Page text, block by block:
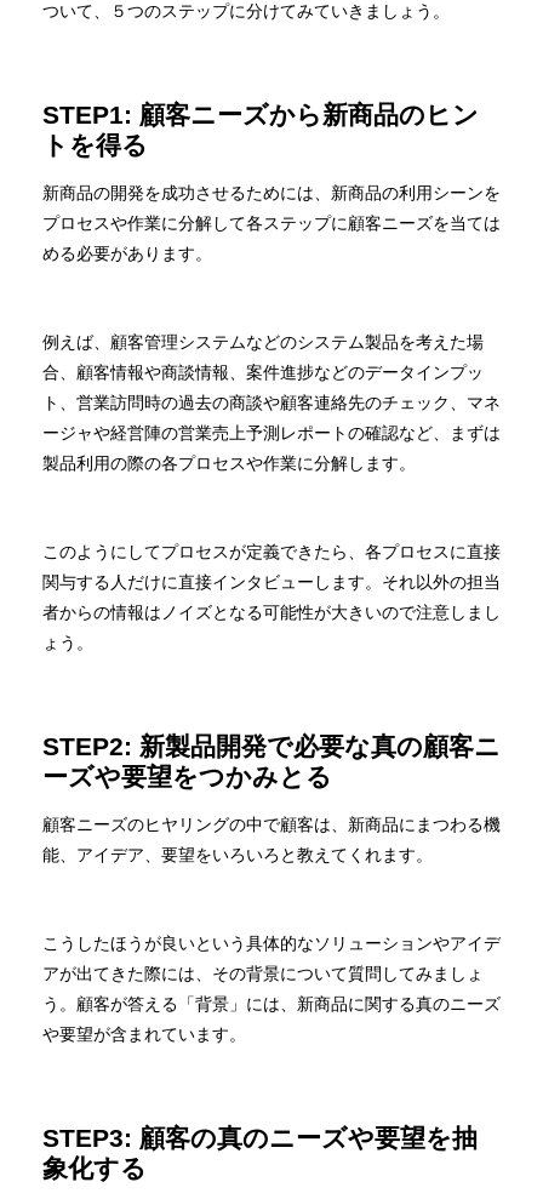
ついて、５つのステップに分けてみていきましょう。
STEP1: 顧客ニーズから新商品のヒン
トを得る
新商品の開発を成功させるためには、新商品の利用シーンを
プロセスや作業に分解して各ステップに顧客ニーズを当ては
める必要があります。
例えば、顧客管理システムなどのシステム製品を考えた場
合、顧客情報や商談情報、案件進捗などのデータインプッ
ト、営業訪問時の過去の商談や顧客連絡先のチェック、マネ
ージャや経営陣の営業売上予測レポートの確認など、まずは
製品利用の際の各プロセスや作業に分解します。
このようにしてプロセスが定義できたら、各プロセスに直接
関与する人だけに直接インタビューします。それ以外の担当
者からの情報はノイズとなる可能性が大きいので注意しまし
ょう。
STEP2: 新製品開発で必要な真の顧客ニ
ーズや要望をつかみとる
顧客ニーズのヒヤリングの中で顧客は、新商品にまつわる機
能、アイデア、要望をいろいろと教えてくれます。
こうしたほうが良いという具体的なソリューションやアイデ
アが出てきた際には、その背景について質問してみましょ
う。顧客が答える「背景」には、新商品に関する真のニーズ
や要望が含まれています。
STEP3: 顧客の真のニーズや要望を抽
象化する